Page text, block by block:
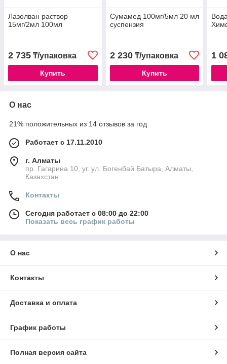
Лазолван раствор
15мг/2мл 100мл
2 735 ₸/упаковка
Купить
Сумамед 100мг/5мл 20 мл
суспензия
2 230₸/упаковка
Купить
1
О нас
21% положительных из 14 отзывов за год
Работает с 17.11.2010
г. Алматы
пр. Гагарина 10, уг. ул. Богенбай Батыра, Алматы,
Казахстан
Контакты
Сегодня работает с 08:00 до 22:00
Показать весь график работы
О нас
Контакты
Доставка и оплата
График работы
Полная версия сайта